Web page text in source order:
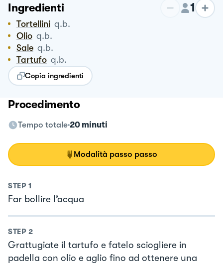
Ingredienti 1
Tortellini q.b.
Olio q.b.
Sale q.b.
Tartufo q.b.
Copia ingredienti
Procedimento
Tempo totale 20 minuti
Modalità passo passo
STEP 1
Far bollire l’acqua
STEP 2
Grattugiate il tartufo e fatelo sciogliere in
padella con olio e aglio fino ad ottenere una